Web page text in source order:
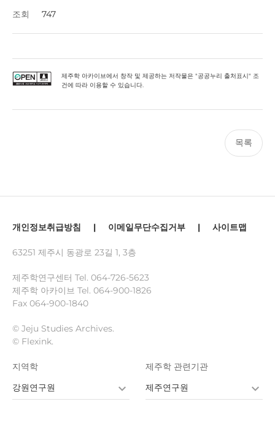
조회
747
제주학 아카이브에서 창작 및 제공하는 저작물은 "공공누리 출처표시" 조
건에 따라 이용할 수 있습니다.
목록
개인정보취급방침 | 이메일무단수집거부 | 사이트맵
63251 제주시 동광로 23길 1, 3층
제주학연구센터 Tel. 064-726-5623
제주학 아카이브 Tel. 064-900-1826
Fax 064-900-1840
© Jeju Studies Archives.
© Flexink.
지역학
강원연구원
제주학 관련기관
제주연구원